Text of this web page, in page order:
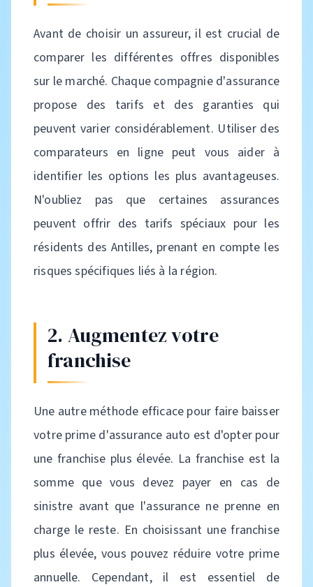
Avant de choisir un assureur, il est crucial de
comparer les différentes offres disponibles
sur le marché. Chaque compagnie d'assurance
propose des tarifs et des garanties qui
peuvent varier considérablement. Utiliser des
comparateurs en ligne peut vous aider à
identifier les options les plus avantageuses.
N'oubliez pas que certaines assurances
peuvent offrir des tarifs spéciaux pour les
résidents des Antilles, prenant en compte les
risques spécifiques liés à la région.
2. Augmentez votre
franchise
Une autre méthode efficace pour faire baisser
votre prime d'assurance auto est d'opter pour
une franchise plus élevée. La franchise est la
somme que vous devez payer en cas de
sinistre avant que l'assurance ne prenne en
charge le reste. En choisissant une franchise
plus élevée, vous pouvez réduire votre prime
annuelle. Cependant, il est essentiel de